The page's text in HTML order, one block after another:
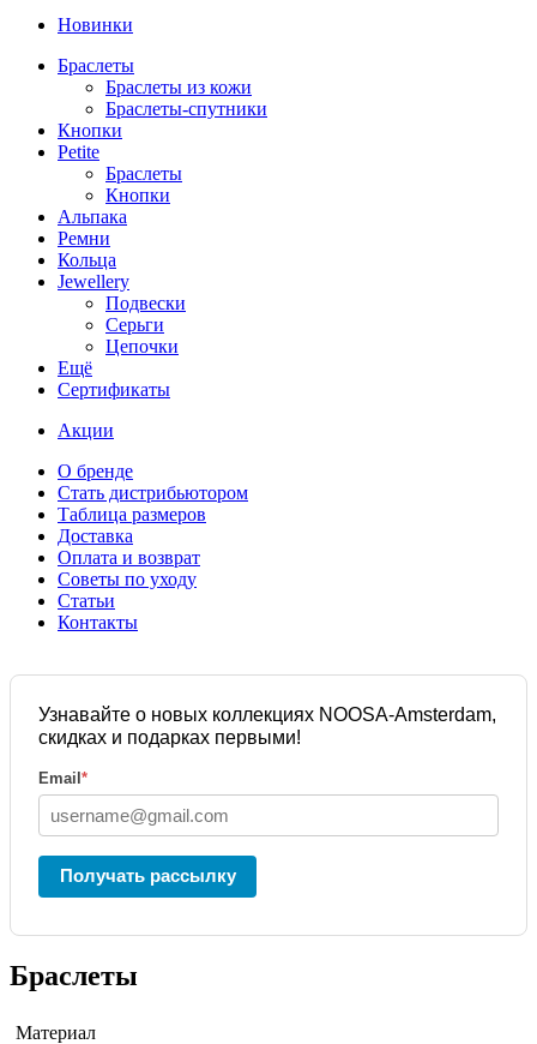
Новинки
Браслеты
Браслеты из кожи
Браслеты-спутники
Кнопки
Petite
Браслеты
Кнопки
Альпака
Ремни
Кольца
Jewellery
Подвески
Серьги
Цепочки
Ещё
Сертификаты
Акции
О бренде
Стать дистрибьютором
Таблица размеров
Доставка
Оплата и возврат
Советы по уходу
Статьи
Контакты
Узнавайте о новых коллекциях NOOSA-Amsterdam,
скидках и подарках первыми!
Email *
Получать рассылку
Браслеты
Материал